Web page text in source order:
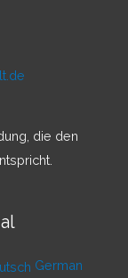
die den
German